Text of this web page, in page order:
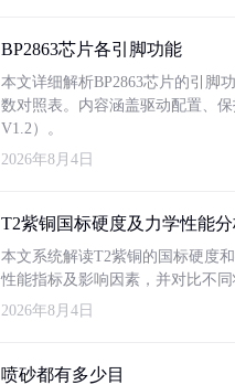
BP2863芯片各引脚功能
本文详细解析BP2863芯片的引脚
数对照表。内容涵盖驱动配置、
V1.2）。
2026年8月4日
T2紫铜国标硬度及力学性能
本文系统解读T2紫铜的国标硬度
性能指标及影响因素，并对比不
2026年8月4日
喷砂都有多少目